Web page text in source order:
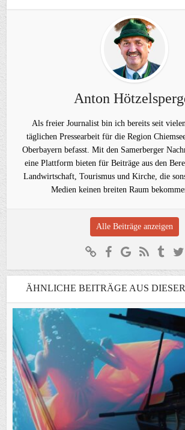
Anton
Als freier Journalist bin ich bereits seit
täglichen Pressearbeit für die Region
Oberbayern befasst. Mit den Samerberger
eine Plattform bieten für Beiträge aus den
Landwirtschaft, Tourismus und Kirche, die
Medien keinen breiten Raum
Alle Beiträge anzeigen
ÄHNLICHE BEITRÄGE AUS